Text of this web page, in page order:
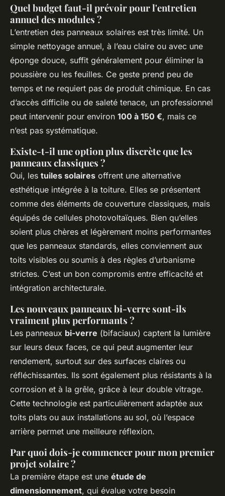
Quel budget faut-il prévoir pour l'entretien
annuel des modules ?
L’entretien des panneaux solaires est très limité. Un
simple nettoyage annuel, à l’eau claire ou avec une
éponge douce, suffit généralement pour éliminer la
poussière ou les feuilles. Ce geste prend peu de
temps et ne requiert pas de produit chimique. En cas
d’accès difficile ou de saleté tenace, un professionnel
peut intervenir pour environ 100 à 150 €, mais ce
n’est pas systématique.
Existe-t-il une option plus discrète que les
panneaux classiques ?
Oui, les tuiles solaires offrent une alternative
esthétique intégrée à la toiture. Elles se présentent
comme des éléments de couverture classiques, mais
équipés de cellules photovoltaïques. Bien qu’elles
soient plus chères et légèrement moins performantes
que les panneaux standards, elles conviennent aux
toits visibles ou soumis à des règles d’urbanisme
strictes. C’est un bon compromis entre efficacité et
intégration architecturale.
Les nouveaux panneaux bi-verre sont-ils
vraiment plus performants ?
Les panneaux bi-verre (bifaciaux) captent la lumière
sur leurs deux faces, ce qui peut augmenter leur
rendement, surtout sur des surfaces claires ou
réfléchissantes. Ils sont également plus résistants à la
corrosion et à la grêle, grâce à leur double vitrage.
Cette technologie est particulièrement adaptée aux
toits plats ou aux installations au sol, où l’espace
arrière permet une meilleure réflexion.
Par quoi dois-je commencer pour mon premier
projet solaire ?
La première étape est une étude de
dimensionnement, qui évalue votre besoin